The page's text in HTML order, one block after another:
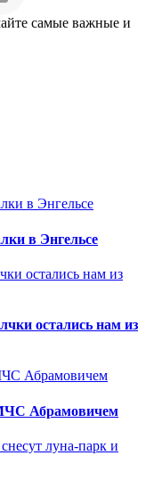
самые важные и
в Энгельсе
остались нам из
Абрамовичем